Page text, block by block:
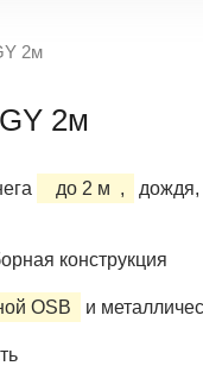
2м
2м
до 2 м , дождя,
конструкция
OSB и